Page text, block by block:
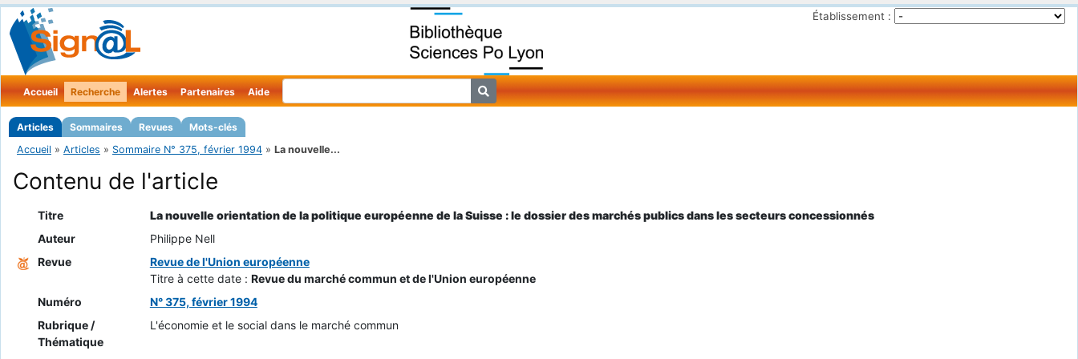
Établissement :
Accueil Recherche
Articles Sommaires Revues Mots-clés
Alertes Partenaires Aide
Accueil » Articles » Sommaire N° 375, février 1994 » La nouvelle...
Contenu de l'article
Titre
La nouvelle orientation de la politique européenne de la Suisse : le dossier des marchés publics dans les secteurs concessionnés
Auteur
Philippe Nell
Revue
Revue de l'Union européenne
Titre à cette date : Revue du marché commun et de l'Union européenne
Numéro
N° 375, février 1994
Rubrique /
Thématique
L'économie et le social dans le marché commun